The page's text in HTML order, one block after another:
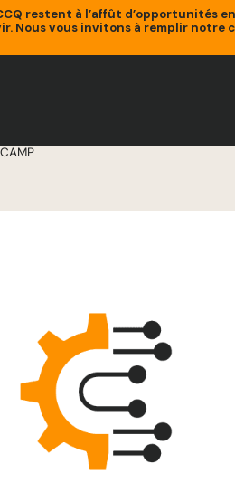
restent à l’affût d’opportunités
Nous vous invitons à remplir notre